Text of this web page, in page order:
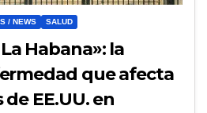
/ NEWS SALUD
Habana»: la
que afecta
EE.UU. en